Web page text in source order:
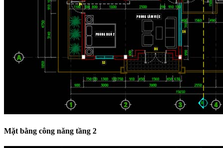
Mặt bằng công năng tầng 2